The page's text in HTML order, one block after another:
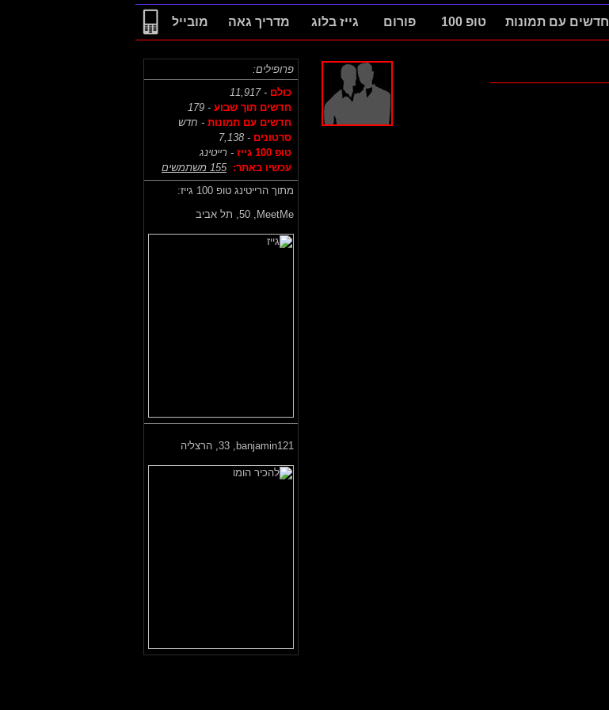
חדשים עם תמונות טופ 100 פורום גייז בלוג מדריך גאה מובייל
פרופילים:
כולם - 11,917
חדשים תוך שבוע - 179
חדשים עם תמונות - חדש
סרטונים - 7,138
טופ 100 גייז
- רייטינג
עכשיו באתר: 155 משתמשים
מתוך הרייטינג טופ 100 גייז:
MeetMe,
50, תל אביב
banjamin121, 33, הרצליה